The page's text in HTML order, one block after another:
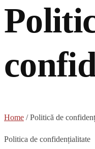
Home / Politică de
Politica de confidențialitate